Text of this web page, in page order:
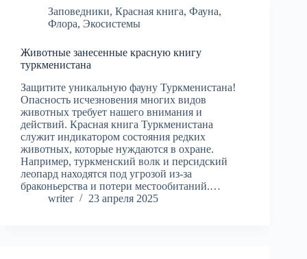
Заповедники, Красная книга, Фауна,
Флора, Экосистемы
Животные занесенные красную книгу
туркменистана
Защитите уникальную фауну Туркменистана!
Опасность исчезновения многих видов
животных требует нашего внимания и
действий. Красная книга Туркменистана
служит индикатором состояния редких
животных, которые нуждаются в охране.
Например, туркменский волк и персидский
леопард находятся под угрозой из-за
браконьерства и потери местообитаний.…
writer
23 апреля 2025